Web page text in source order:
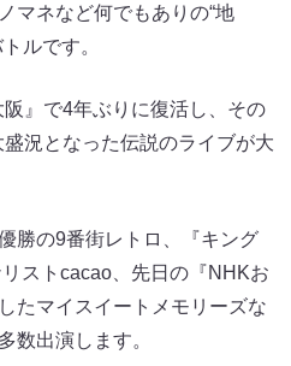
マネなど何でもありの“地
ルです。
』で4年ぶりに復活し、その
況となった伝説のライブが大
勝の9番街レトロ、『キング
ストcacao、先日の『NHKお
たマイスイートメモリーズな
数出演します。